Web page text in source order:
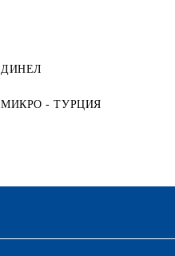
ДИНЕЛ
МИКРО - ТУРЦИЯ